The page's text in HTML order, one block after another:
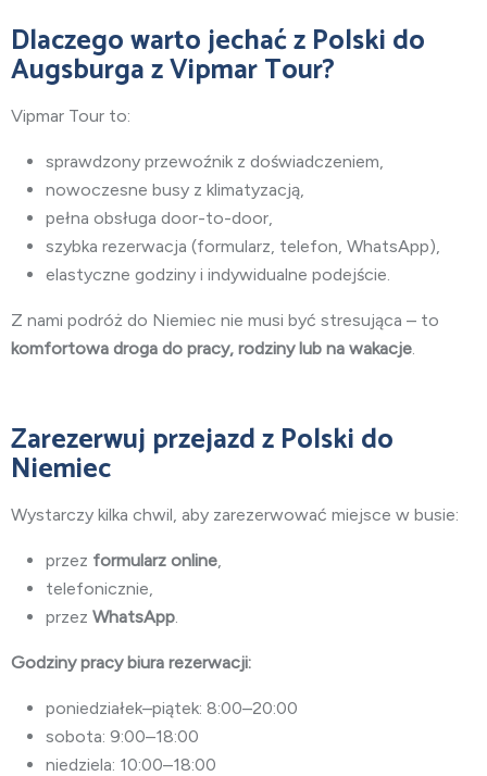
Dlaczego warto jechaćz Polski do
Augsburgaz Vipmar Tour?
Vipmar Tour to:
sprawdzony przewoźnik z doświadczeniem,
nowoczesne busy z klimatyzacją,
pełna obsługa door-to-door,
szybka rezerwacja (formularz, telefon, WhatsApp),
elastyczne godziny i indywidualne podejście.
Z nami podróż do Niemiec nie musi być stresująca – to
komfortowa droga do pracy, rodziny lub na wakacje
Zarezerwuj przejazd z Polski do
Niemiec
Wystarczy kilka chwil, aby zarezerwować miejsce w busie:
przez formularz online
telefonicznie,
przez WhatsApp
Godziny pracy biura rezerwacji:
poniedziałek–piątek: 8:00–20:00
sobota: 9:00–18:00
niedziela: 10:00–18:00